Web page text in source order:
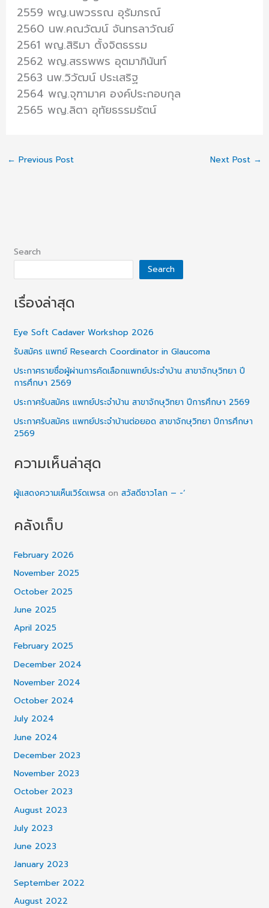
2559 พญ.นพวรรณ อุรัมภรณ์
2560 นพ.คณวัฒน์ จันทรลาวัณย์
2561 พญ.สิริมา ตั้งจิตธรรม
2562 พญ.สรรพพร อุตมาภินันท์
2563 นพ.วิวัฒน์ ประเสริฐ
2564 พญ.จุฑามาศ องค์ประกอบกุล
2565 พญ.ลิตา อุทัยธรรมรัตน์
← Previous Post Next Post →
Search
Search
เรื่องล่าสุด
Eye Soft Cadaver Workshop 2026
รับสมัคร แพทย์ Research Coordinator in Glaucoma
ประกาศรายชื่อผู้ผ่านการคัดเลือกแพทย์ประจำบ้าน สาขาจักษุวิทยา ปี
การศึกษา 2569
ประกาศรับสมัคร แพทย์ประจำบ้าน สาขาจักษุวิทยา ปีการศึกษา 2569
ประกาศรับสมัคร แพทย์ประจำบ้านต่อยอด สาขาจักษุวิทยา ปีการศึกษา
2569
ความเห็นล่าสุด
ผู้แสดงความเห็นเวิร์ดเพรส onสวัสดีชาวโลก – -‘
คลังเก็บ
February 2026
November 2025
October 2025
June 2025
April 2025
February 2025
December 2024
November 2024
October 2024
July 2024
June 2024
December 2023
November 2023
October 2023
August 2023
July 2023
June 2023
January 2023
September 2022
August 2022